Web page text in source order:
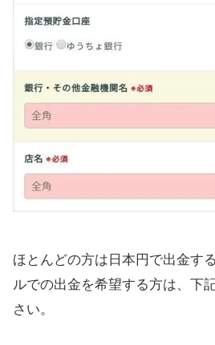
ほとんどの方は日本円で出金す
ルでの出金を希望する方は、下
さい。